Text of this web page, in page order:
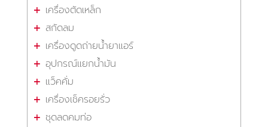
เครื่องตัดเหล็ก
สกัดลม
เครื่องดูดถ่ายน้ำยาแอร์
อุปกรณ์แยกน้ำมัน
แว็คคั่ม
เครื่องเช็ครอยรั่ว
ชุดลดคมท่อ